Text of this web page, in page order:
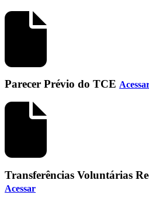
Parecer Prévio do TCE
Transferências Voluntárias
Acessar